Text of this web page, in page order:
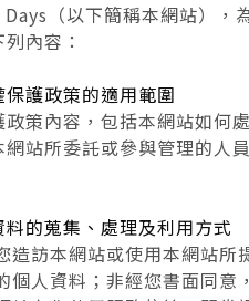
（以下簡稱本網站），
內容：
保護政策的適用範圍
政策內容，包括本網站如何
站所委託或參與管理的人
料的蒐集、處理及利用方式
造訪本網站或使用本網站
個人資料；非經您書面同意